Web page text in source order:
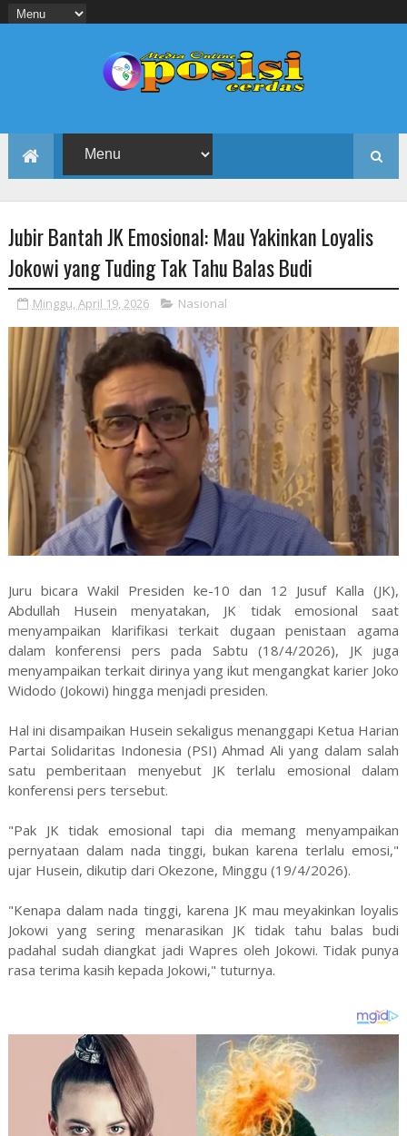
Jubir Bantah JK Emosional: Mau Yakinkan Loyalis
Jokowi yang Tuding Tak Tahu Balas Budi
Minggu, April 19, 2026 Nasional
Juru bicara Wakil Presiden ke-10 dan 12 Jusuf Kalla (JK),
Abdullah Husein menyatakan, JK tidak emosional saat
menyampaikan klarifikasi terkait dugaan penistaan agama
dalam konferensi pers pada Sabtu (18/4/2026), JK juga
menyampaikan terkait dirinya yang ikut mengangkat karier Joko
Widodo (Jokowi) hingga menjadi presiden.
Hal ini disampaikan Husein sekaligus menanggapi Ketua Harian
Partai Solidaritas Indonesia (PSI) Ahmad Ali yang dalam salah
satu pemberitaan menyebut JK terlalu emosional dalam
konferensi pers tersebut.
"Pak JK tidak emosional tapi dia memang menyampaikan
pernyataan dalam nada tinggi, bukan karena terlalu emosi,"
ujar Husein, dikutip dari Okezone, Minggu (19/4/2026).
"Kenapa dalam nada tinggi, karena JK mau meyakinkan loyalis
Jokowi yang sering menarasikan JK tidak tahu balas budi
padahal sudah diangkat jadi Wapres oleh Jokowi. Tidak punya
rasa terima kasih kepada Jokowi," tuturnya.